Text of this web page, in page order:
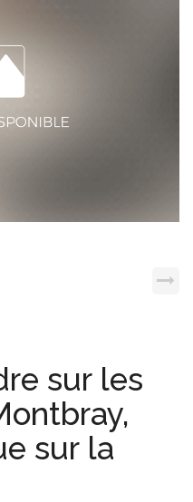
sur les
sur la